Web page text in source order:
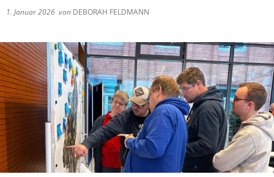
1. Januar 2026 von DEBORAH FELDMANN